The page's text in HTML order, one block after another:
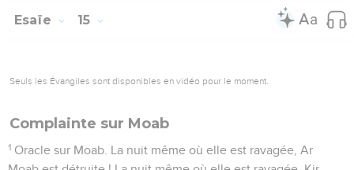
peuplée ; L'Arabe n'y dressera point sa tente, Et les bergers
Les chacals hurleront dans ses palais, Et les chiens
sauvages dans ses maisons de plaisance. Son temps est près
d'arriver, Et ses jours ne se prolongeront pas.